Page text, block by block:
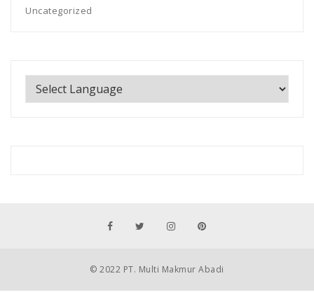
Uncategorized
© 2022 PT. Multi Makmur Abadi